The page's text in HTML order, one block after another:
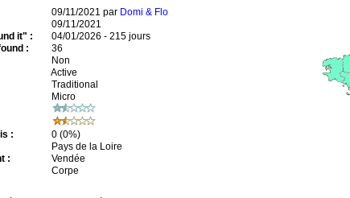
09/11/2021 par Domi & Flo
09/11/2021
it" :
04/01/2026 - 215 jours
:
36
Non
Active
Traditional
Micro
:
0 (0%)
Pays de la Loire
:
Vendée
Corpe